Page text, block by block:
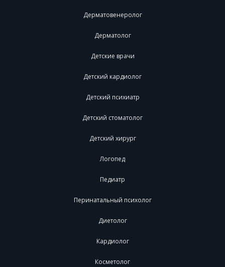
Дерматовенеролог
Дерматолог
Детские врачи
Детский кардиолог
Детский психиатр
Детский стоматолог
Детский хирург
Логопед
Педиатр
Перинатальный психолог
Диетолог
Кардиолог
Косметолог